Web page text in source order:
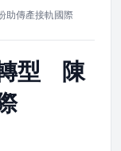
助傳產接軌國際
型 陳